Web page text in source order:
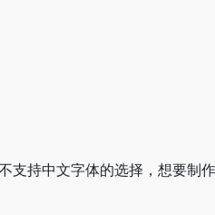
持中文字体的选择，想要制作